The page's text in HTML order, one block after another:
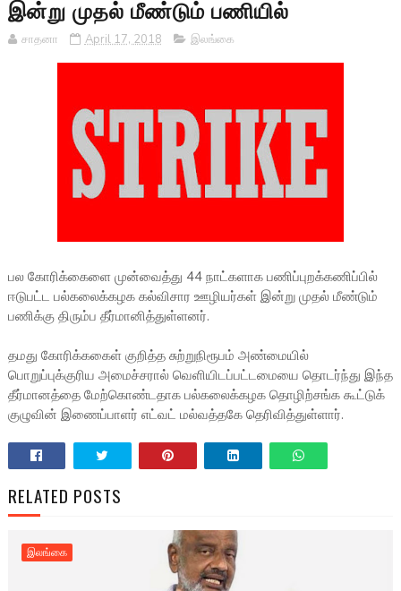
இன்று முதல் மீண்டும் பணியில்
சாதனா April 17, 2018 இலங்கை
பல கோரிக்கைளை முன்வைத்து 44 நாட்களாக பணிப்புறக்கணிப்பில்
ஈடுபட்ட பல்கலைக்கழக கல்விசார ஊழியர்கள் இன்று முதல் மீண்டும்
பணிக்கு திரும்ப தீர்மானித்துள்ளனர்.
தமது கோரிக்ககைள் குறித்த சுற்றுநிரூபம் அண்மையில்
பொறுப்புக்குரிய அமைச்சரால் வெளியிடப்பட்டமையை தொடர்ந்து இந்த
தீர்மானத்தை மேற்கொண்டதாக பல்கலைக்கழக தொழிற்சங்க கூட்டுக்
குழுவின் இணைப்பாளர் எட்வட் மல்வத்தகே தெரிவித்துள்ளார்.
RELATED POSTS
இலங்கை